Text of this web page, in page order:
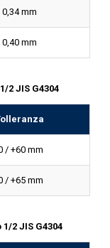
0,34 mm
0,40 mm
2 JIS G4304
/ +60 mm
/ +65 mm
2 JIS G4304